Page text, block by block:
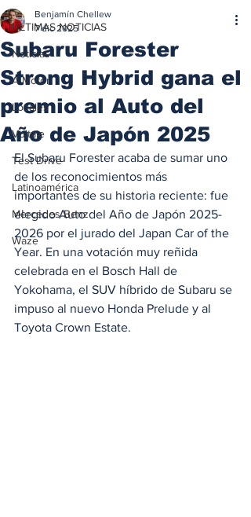
ÚLTIMAS NOTICIAS
Noticias
A Motor
Locales
Voltaje
Test Drive
Latinoamérica
Mercedes Benz
Waze
Subaru Forester
Strong Hybrid gana el
premio al Auto del
Año de Japón 2025
Benjamín Chellew
7 dic 2025
El Subaru Forester acaba de sumar uno
de los reconocimientos más
importantes de su historia reciente: fue
elegido Auto del Año de Japón 2025-
2026 por el jurado del Japan Car of the
Year. En una votación muy reñida
celebrada en el Bosch Hall de
Yokohama, el SUV híbrido de Subaru se
impuso al nuevo Honda Prelude y al
Toyota Crown Estate.